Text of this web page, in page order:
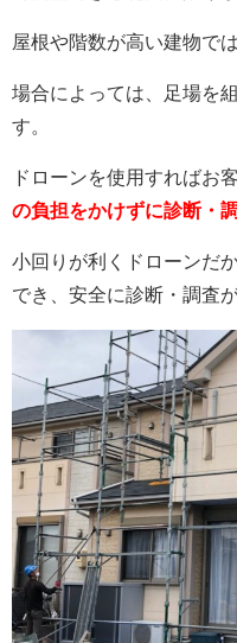
屋根や階数が高い建物で
場合によっては、足場を
す。
ドローンを使用すればお
の負担をかけずに診断・
小回りが利くドローンだ
でき、安全に診断・調査